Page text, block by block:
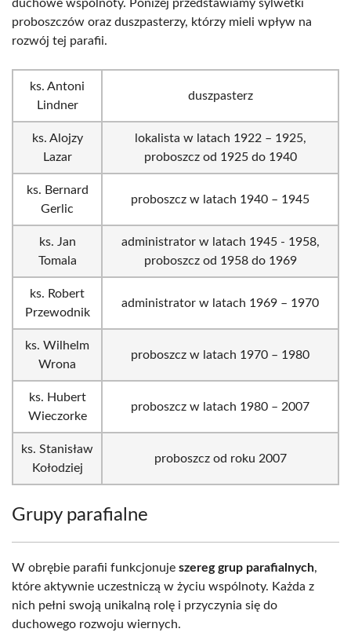
duchowe wspólnoty. Poniżej przedstawiamy sylwetki
proboszczów oraz duszpasterzy, którzy mieli wpływ na
rozwój tej parafii.
ks. Antoni
Lindner
duszpasterz
ks. Alojzy
Lazar
lokalista w latach 1922­ – 1925,
proboszcz od 1925 do 1940
ks. Bernard
Gerlic
proboszcz w latach 1940­ – 1945
ks. Jan
Tomala
administrator w latach 1945 -­ 1958,
proboszcz od 1958­ do 1969
ks. Robert
Przewodnik
administrator w latach 1969­ – 1970
ks. Wilhelm
Wrona
proboszcz w latach 1970­ – 1980
ks. Hubert
Wieczorke
proboszcz w latach 1980 – 2007
ks. Stanisław
Kołodziej
proboszcz od roku 2007
Grupy parafialne
W obrębie parafii funkcjonuje szereg grup parafialnych,
które aktywnie uczestniczą w życiu wspólnoty. Każda z
nich pełni swoją unikalną rolę i przyczynia się do
duchowego rozwoju wiernych.